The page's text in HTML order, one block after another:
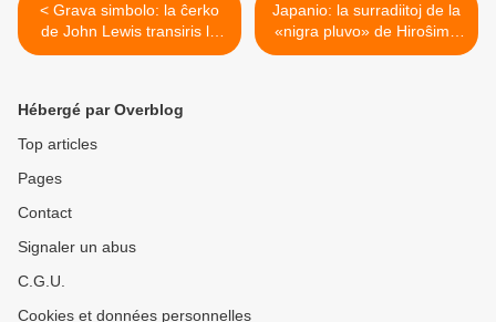
< Grava simbolo: la ĉerko
de John Lewis transiris la
ponton Pettus en Selma
Japanio: la surradiitoj de la
«nigra pluvo» de Hiroŝimo
en 1945 finfine estas
Hébergé par Overblog
Top articles
Pages
Contact
Signaler un abus
C.G.U.
Cookies et données personnelles